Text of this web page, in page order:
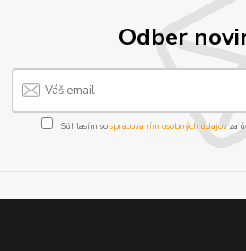
Odber
Súhlasím sospracovaním osobných údajov za